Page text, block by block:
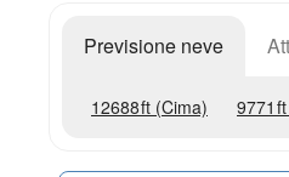
Previsione neve
12688ft (Cima) 9771 ft